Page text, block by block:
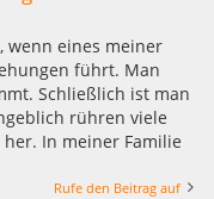
wenn eines meiner
führt. Man
Schließlich ist man
rühren viele
In meiner Familie
Rufe den Beitrag auf